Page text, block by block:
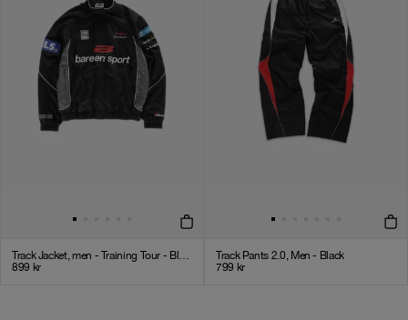
Track Jacket, men - Training Tour - Black / Grey
899 kr
Track Pants 2.0, Men - Black
799 kr